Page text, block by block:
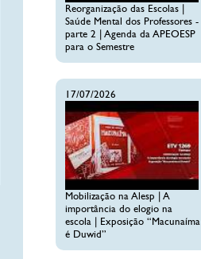
Reorganização das Escolas |
Saúde Mental dos Professores -
parte 2 | Agenda da APEOESP
para o Semestre
17/07/2026
Mobilização na Alesp | A
importância do elogio na
escola | Exposição “Macunaíma
é Duwid”